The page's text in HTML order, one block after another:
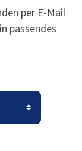
per E-Mail
passendes